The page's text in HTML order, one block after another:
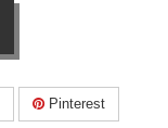
Pinterest